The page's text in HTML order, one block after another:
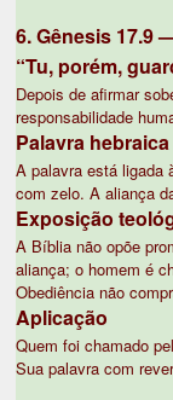
6. Gênesis 17.9
“Tu, porém,
Depois de afirmar
responsabilidade
Palavra
A palavra está ligada
com zelo. A aliança
Exposição
A Bíblia não opõe
aliança; o homem é
Obediência não
Aplicação
Quem foi chamado
Sua palavra com